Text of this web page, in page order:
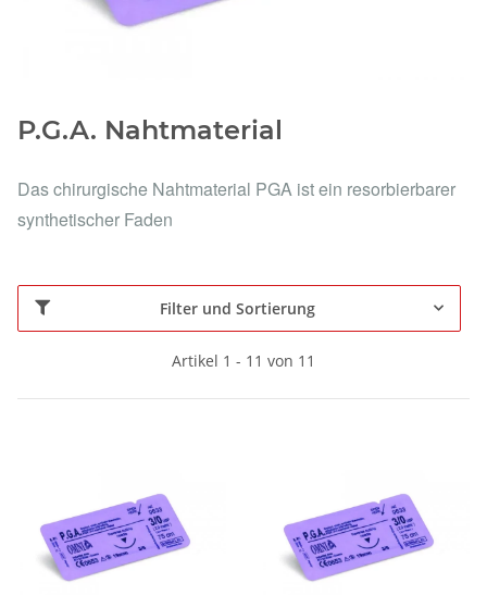
P.G.A. Nahtmaterial
Das chirurgische Nahtmaterial PGA ist ein resorbierbarer
synthetischer Faden
Filter und Sortierung
Artikel 1 - 11 von 11